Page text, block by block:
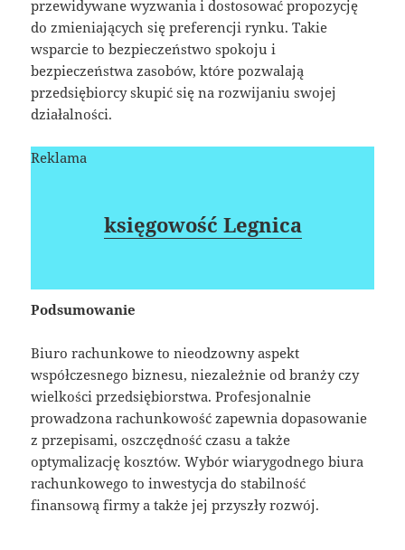
przewidywane wyzwania i dostosować propozycję
do zmieniających się preferencji rynku. Takie
wsparcie to bezpieczeństwo spokoju i
bezpieczeństwa zasobów, które pozwalają
przedsiębiorcy skupić się na rozwijaniu swojej
działalności.
Reklama
księgowość Legnica
Podsumowanie
Biuro rachunkowe to nieodzowny aspekt
współczesnego biznesu, niezależnie od branży czy
wielkości przedsiębiorstwa. Profesjonalnie
prowadzona rachunkowość zapewnia dopasowanie
z przepisami, oszczędność czasu a także
optymalizację kosztów. Wybór wiarygodnego biura
rachunkowego to inwestycja do stabilność
finansową firmy a także jej przyszły rozwój.